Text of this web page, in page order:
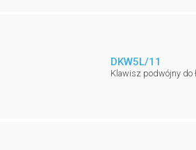
DKW5L/11
Klawisz podwójny do